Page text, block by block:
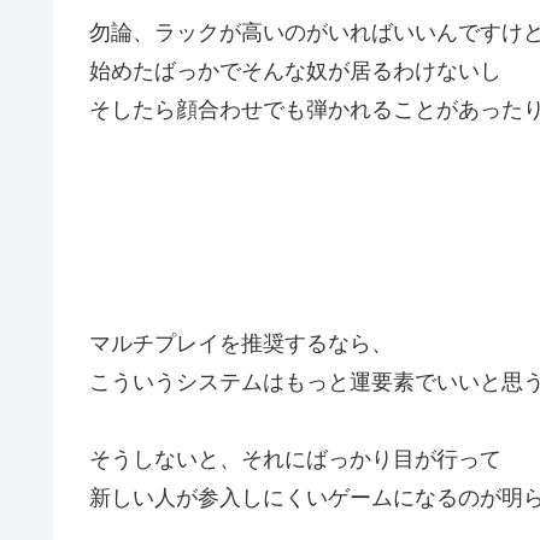
勿論、ラックが高いのがいればいいんですけ
始めたばっかでそんな奴が居るわけないし
そしたら顔合わせでも弾かれることがあった
マルチプレイを推奨するなら、
こういうシステムはもっと運要素でいいと思
そうしないと、それにばっかり目が行って
新しい人が参入しにくいゲームになるのが明